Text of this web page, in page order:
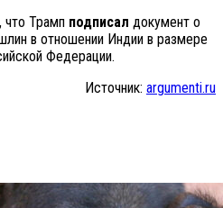
что Трамп подписал документ о
в отношении Индии в размере
Федерации.
Источник: argumenti.ru